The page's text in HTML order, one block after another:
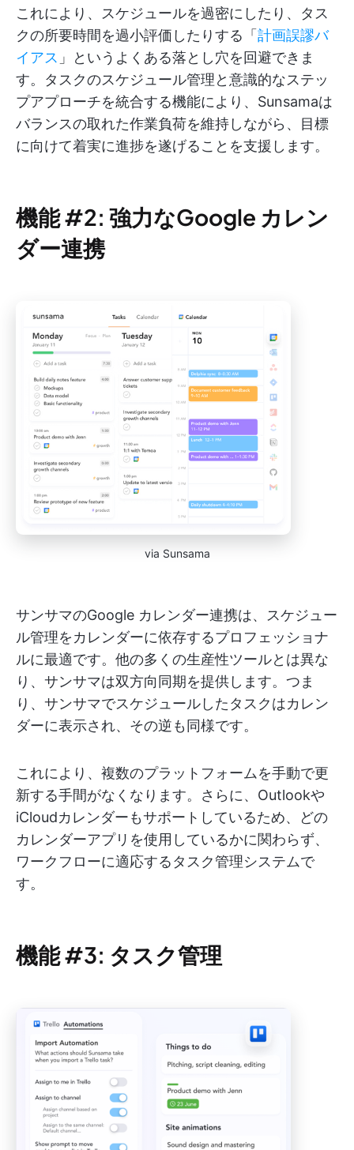
これにより、スケジュールを過密にしたり、タス
クの所要時間を過小評価したりする「計画誤謬バ
イアス 」というよくある落とし穴を回避できま
す。タスクのスケジュール管理と意識的なステッ
プアプローチを統合する機能により、Sunsamaは
バランスの取れた作業負荷を維持しながら、目標
に向けて着実に進捗を遂げることを支援します。
機能 #2: 強力なGoogle カレン
ダー連携
via Sunsama
サンサマのGoogle カレンダー連携は、スケジュー
ル管理をカレンダーに依存するプロフェッショナ
ルに最適です。他の多くの生産性ツールとは異な
り、サンサマは双方向同期を提供します。つま
り、サンサマでスケジュールしたタスクはカレン
ダーに表示され、その逆も同様です。
これにより、複数のプラットフォームを手動で更
新する手間がなくなります。さらに、Outlookや
iCloudカレンダーもサポートしているため、どの
カレンダーアプリを使用しているかに関わらず、
ワークフローに適応するタスク管理システムで
す。
機能 #3: タスク管理